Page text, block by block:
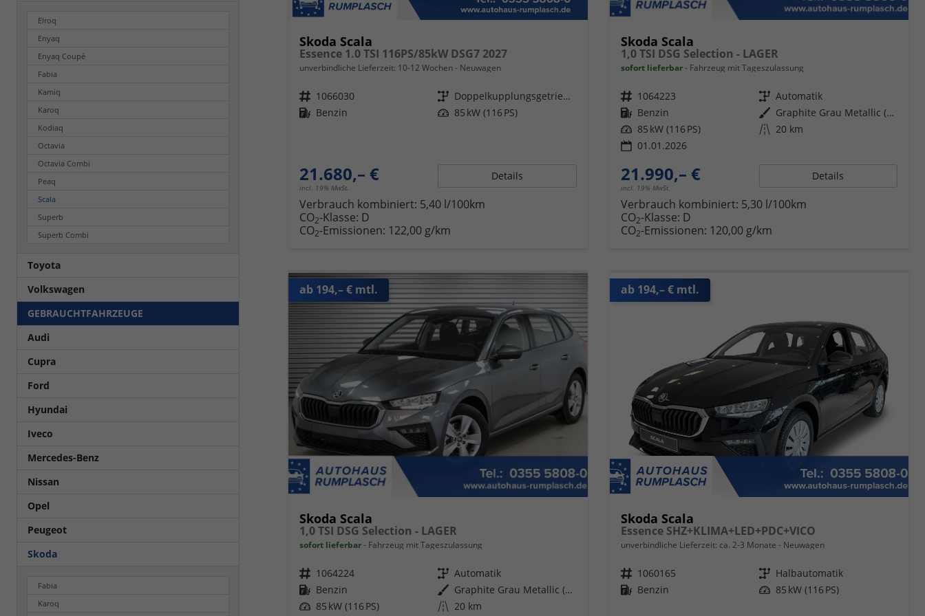
Skoda Scala
Essence 1.0 TSI 116PS/85kW DSG7 2027
unverbindliche Lieferzeit: 10-12 Wochen Neuwagen
Fahrzeugnr. 1066030 Getriebe
Doppelkupplungsgetriebe (DSG)
Kraftstoff Benzin Leistung 85 kW (116 PS)
21.680,– €
incl. 19% MwSt.
Details
Verbrauch kombiniert: 5,40 l/100km
CO2-Klasse: D
CO2-Emissionen: 122,00 g/km
Skoda Scala
1,0 TSI DSG Selection - LAGER
sofort lieferbar Fahrzeug mit Tageszulassung
Fahrzeugnr. 1064223 Getriebe Automatik
Kraftstoff Benzin Außenfarbe
Graphite Grau Metallic (5X)
Leistung 85 kW (116 PS) Kilometerstand 20 km
01.01.2026
21.990,– €
incl. 19% MwSt.
Details
Verbrauch kombiniert: 5,30 l/100km
CO2-Klasse: D
CO2-Emissionen: 120,00 g/km
ab 194,– € mtl.
Skoda Scala
1,0 TSI DSG Selection - LAGER
sofort lieferbar Fahrzeug mit Tageszulassung
Fahrzeugnr. 1064224 Getriebe Automatik
Kraftstoff Benzin Außenfarbe
Graphite Grau Metallic (5X)
Leistung 85 kW (116 PS) Kilometerstand 20 km
ab 194,– € mtl.
Skoda Scala
Essence SHZ+KLIMA+LED+PDC+VICO
unverbindliche Lieferzeit: ca. 2-3 Monate Neuwagen
Fahrzeugnr. 1060165 Getriebe Halbautomatik
Kraftstoff Benzin Leistung 85 kW (116 PS)
Elroq
Enyaq
Enyaq Coupé
Fabia
Kamiq
Karoq
Kodiaq
Octavia
Octavia Combi
Peaq
Scala
Superb
Superb Combi
Toyota
Volkswagen
GEBRAUCHTFAHRZEUGE
Audi
Cupra
Ford
Hyundai
Iveco
Mercedes-Benz
Nissan
Opel
Peugeot
Skoda
Fabia
Karoq